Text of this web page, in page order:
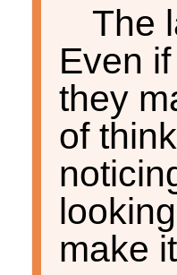
The
Even
they
of
make